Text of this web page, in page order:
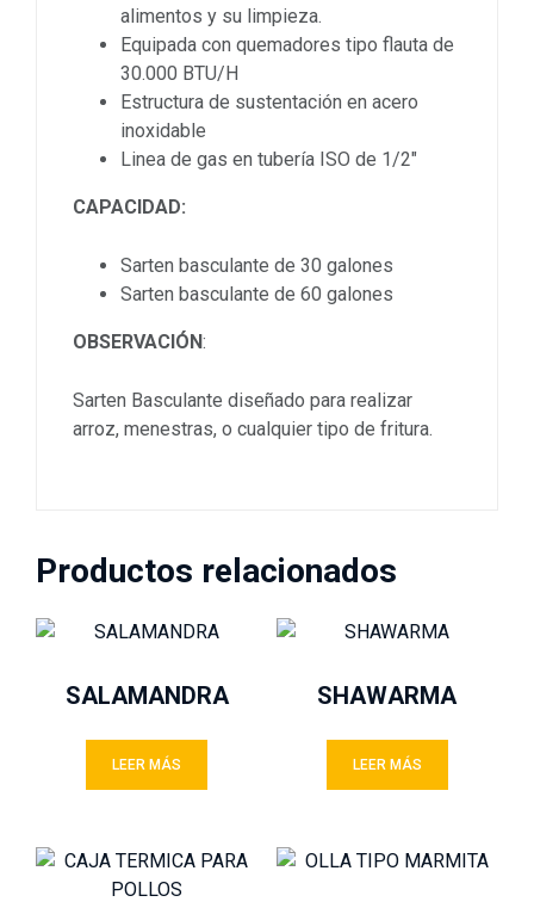
alimentos y su limpieza.
Equipada con quemadores tipo flauta de
30.000 BTU/H
Estructura de sustentación en acero
inoxidable
Linea de gas en tubería ISO de 1/2″
CAPACIDAD:
Sarten basculante de 30 galones
Sarten basculante de 60 galones
OBSERVACIÓN:
Sarten Basculante diseñado para realizar
arroz, menestras, o cualquier tipo de fritura.
Productos relacionados
SALAMANDRA
LEER MÁS
SHAWARMA
LEER MÁS